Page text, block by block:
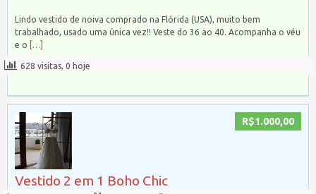
Lindo vestido de noiva comprado na Flórida (USA), muito bem
trabalhado, usado uma única vez!! Veste do 36 ao 40. Acompanha o véu
e o […]
628 visitas, 0 hoje
R$1.000,00
Vestido 2 em 1 Boho Chic